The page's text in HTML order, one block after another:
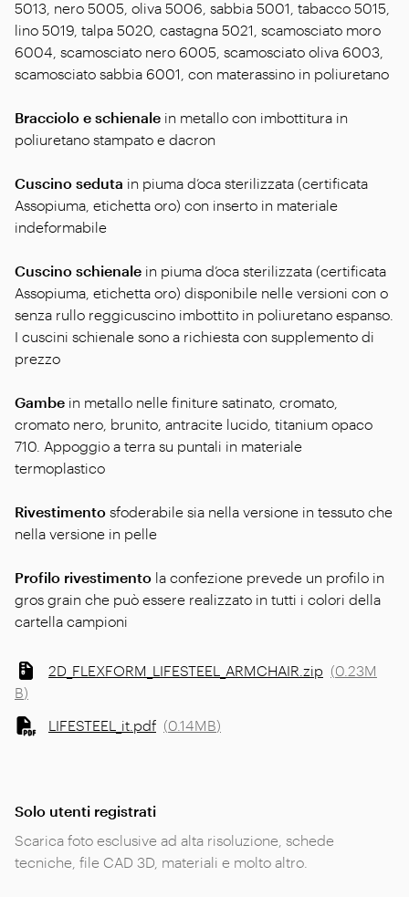
5013, nero 5005, oliva 5006, sabbia 5001, tabacco 5015,
lino 5019, talpa 5020, castagna 5021, scamosciato moro
6004, scamosciato nero 6005, scamosciato oliva 6003,
scamosciato sabbia 6001, con materassino in poliuretano
Bracciolo e schienale in metallo con imbottitura in
poliuretano stampato e dacron
Cuscino seduta in piuma d’oca sterilizzata (certificata
Assopiuma, etichetta oro) con inserto in materiale
indeformabile
Cuscino schienale in piuma d’oca sterilizzata (certificata
Assopiuma, etichetta oro) disponibile nelle versioni con o
senza rullo reggicuscino imbottito in poliuretano espanso.
I cuscini schienale sono a richiesta con supplemento di
prezzo
Gambe in metallo nelle finiture satinato, cromato,
cromato nero, brunito, antracite lucido, titanium opaco
710. Appoggio a terra su puntali in materiale
termoplastico
Rivestimento sfoderabile sia nella versione in tessuto che
nella versione in pelle
Profilo rivestimento la confezione prevede un profilo in
gros grain che può essere realizzato in tutti i colori della
cartella campioni
2D_FLEXFORM_LIFESTEEL_ARMCHAIR.zip (0.23M
B)
LIFESTEEL_it.pdf (0.14MB)
Solo utenti registrati
Scarica foto esclusive ad alta risoluzione, schede
tecniche, file CAD 3D, materiali e molto altro.